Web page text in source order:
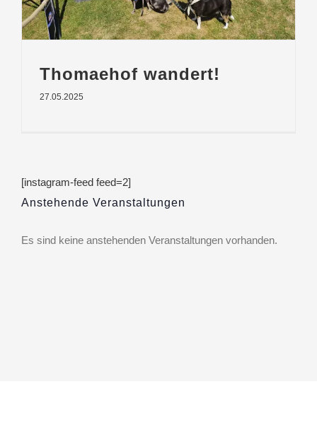
Thomaehof wandert!
27.05.2025
[instagram-feed feed=2]
Anstehende Veranstaltungen
Es sind keine anstehenden Veranstaltungen vorhanden.